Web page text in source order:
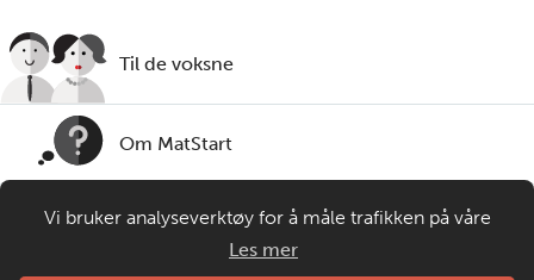
Til de voksne
Om MatStart
Kontakt oss
Vi bruker analyseverktøy for å måle trafikken på våre
nettsider. Informasjonskapsler plasseres i din nettleser og
gir oss grunnlag for videreutvikling og drift av våre
Les mer